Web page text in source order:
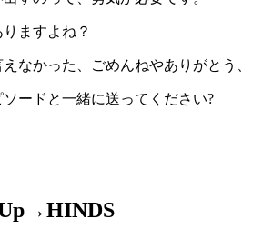
ますよね？
なかった、ごめんねやありがとう、
ードと一緒に送ってください?
HINDS